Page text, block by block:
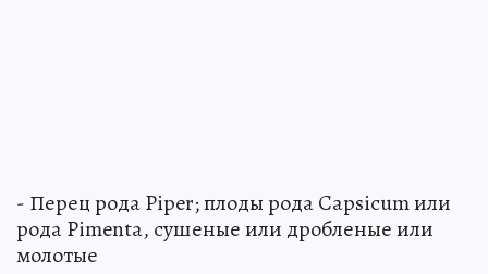
- Перец рода Piper; плоды рода Capsicum или
рода Pimenta, сушеные или дробленые или
молотые